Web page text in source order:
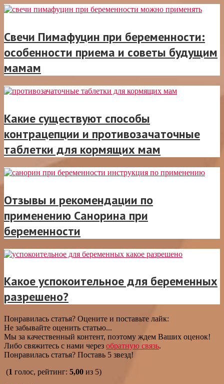
Свечи Пимафуцин при беременности:
особенности приема и советы будущим
мамам
Какие существуют способы
контрацепции и противозачаточные
таблетки для кормящих мам
Отзывы и рекомендации по
применению Санорина при
беременности
Какое успокоительное для беременных
разрешено?
Понравилась статья? Оцените и поставьте лайк:
Не забывайте оценить статью...
Мы за качественный контент, поэтому ждем Ваших оценок!
Либо свяжитесь с нами через обратную связь.
Понравилась статья? Поставь 5 звезд!
(1 голос, рейтинг: 5,00 из 5)